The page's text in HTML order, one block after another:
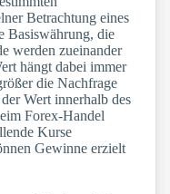
Betrachtung eines
Basiswährung, die
werden zueinander
hängt dabei immer
die Nachfrage
Wert innerhalb des
Forex-Handel
Kurse
Gewinne erzielt